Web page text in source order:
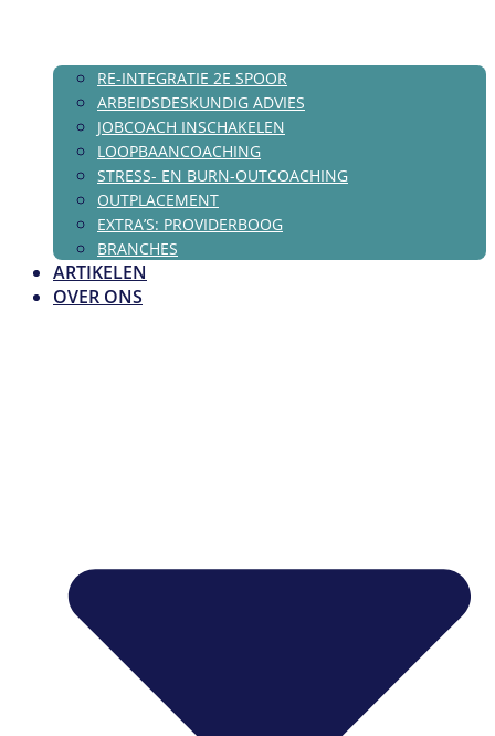
RE-INTEGRATIE 2E SPOOR
ARBEIDSDESKUNDIG ADVIES
JOBCOACH INSCHAKELEN
LOOPBAANCOACHING
STRESS- EN BURN-OUTCOACHING
OUTPLACEMENT
EXTRA’S: PROVIDERBOOG
BRANCHES
ARTIKELEN
OVER ONS